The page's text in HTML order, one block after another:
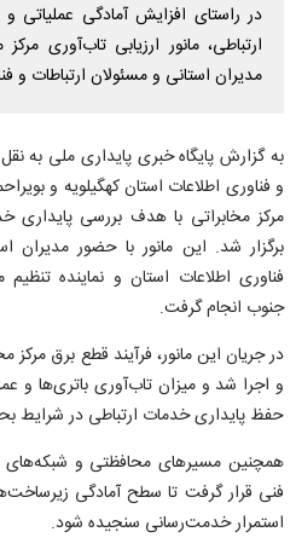
در راستای افزایش آمادگی عملیاتی
ارتباطی، مانور ارزیابی تاب‌آوری
مدیران استانی و مسئولان ارتباطات و
به گزارش پایگاه خبری پایداری ملی به
و فناوری اطلاعات استان کهگیلویه و
مرکز مخابراتی با هدف بررسی پایداری
برگزار شد. این مانور با حضور مدیران
فناوری اطلاعات استان و نماینده
جنوب انجام گرفت.
در جریان این مانور، فرآیند قطع برق
و اجرا شد و میزان تاب‌آوری باتری‌ها و
حفظ پایداری خدمات ارتباطی در شرایط
همچنین مسیر‌های محافظتی و شبکه‌های
فنی قرار گرفت تا سطح آمادگی
استمرار خدمت‌رسانی سنجیده شود.